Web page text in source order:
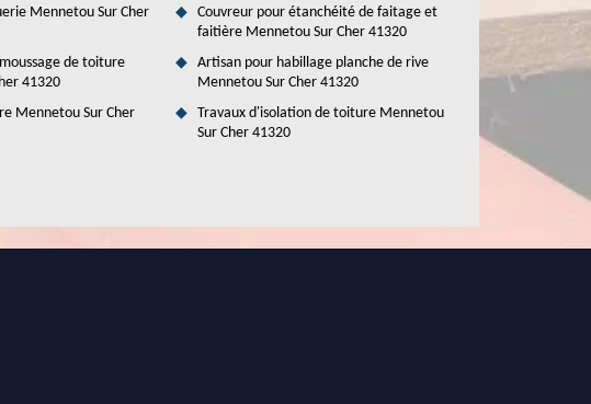
Mennetou Sur Cher
de toiture
41320
Mennetou Sur Cher
Couvreur pour étanchéité de faitage et
faitière Mennetou Sur Cher 41320
Artisan pour habillage planche de rive
Mennetou Sur Cher 41320
Travaux d'isolation de toiture Mennetou
Sur Cher 41320